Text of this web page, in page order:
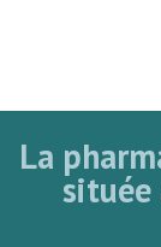
La
située